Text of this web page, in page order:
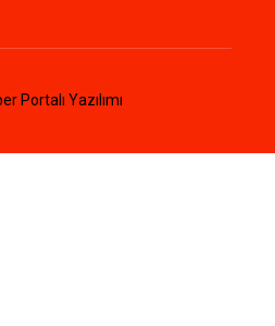
Portalı Yazılımı